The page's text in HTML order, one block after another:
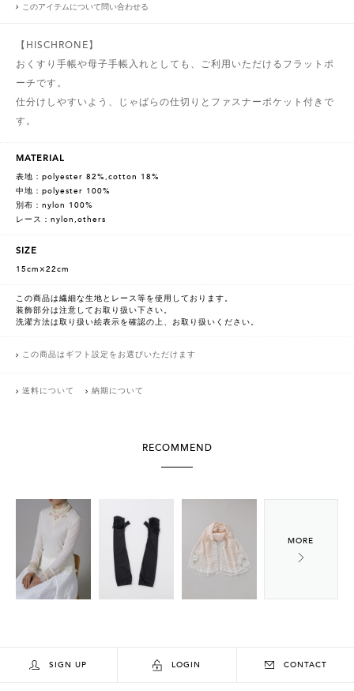
このアイテムについて問い合わせる
【HISCHRONE】
おくすり手帳や母子手帳入れとしても、ご利用いただけるフラットポ
ーチです。
仕分けしやすいよう、じゃばらの仕切りとファスナーポケット付きで
す。
MATERIAL
表地：polyester 82%,cotton 18%
中地：polyester 100%
別布：nylon 100%
レース：nylon,others
SIZE
15cm×22cm
この商品は繊細な生地とレース等を使用しております。
装飾部分は注意してお取り扱い下さい。
洗濯方法は取り扱い絵表示を確認の上、お取り扱いください。
この商品はギフト設定をお選びいただけます
送料について 納期について
RECOMMEND
SIGN UP LOGIN CONTACT